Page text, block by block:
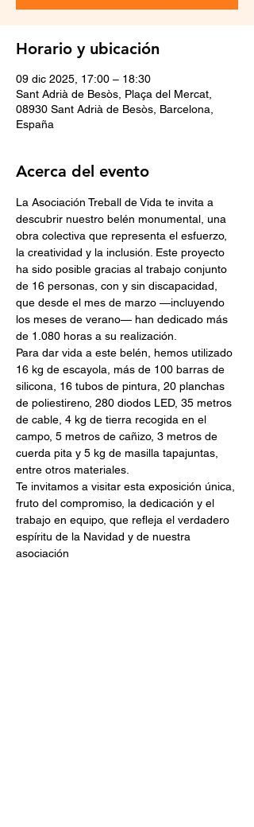
Horario y ubicación
09 dic 2025, 17:00 – 18:30
Sant Adrià de Besòs, Plaça del Mercat,
08930 Sant Adrià de Besòs, Barcelona,
España
Acerca del evento
La Asociación Treball de Vida te invita a
descubrir nuestro belén monumental, una
obra colectiva que representa el esfuerzo,
la creatividad y la inclusión. Este proyecto
ha sido posible gracias al trabajo conjunto
de 16 personas, con y sin discapacidad,
que desde el mes de marzo —incluyendo
los meses de verano— han dedicado más
de 1.080 horas a su realización.
Para dar vida a este belén, hemos utilizado
16 kg de escayola, más de 100 barras de
silicona, 16 tubos de pintura, 20 planchas
de poliestireno, 280 diodos LED, 35 metros
de cable, 4 kg de tierra recogida en el
campo, 5 metros de cañizo, 3 metros de
cuerda pita y 5 kg de masilla tapajuntas,
entre otros materiales.
Te invitamos a visitar esta exposición única,
fruto del compromiso, la dedicación y el
trabajo en equipo, que refleja el verdadero
espíritu de la Navidad y de nuestra
asociación